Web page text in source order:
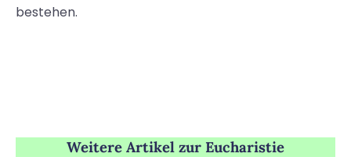
bestehen.
Weitere Artikel zur Eucharistie